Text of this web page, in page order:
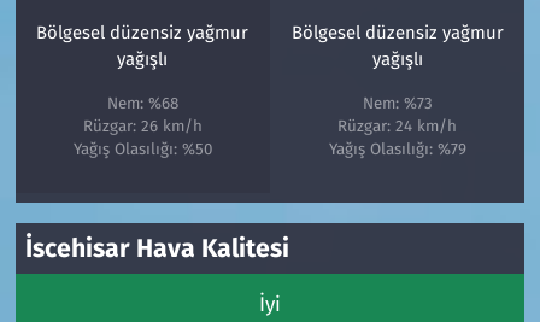
Bölgesel düzensiz yağmur
yağışlı
Nem: %68
Rüzgar: 26 km/h
Yağış Olasılığı: %50
Bölgesel düzensiz yağmur
yağışlı
Nem: %73
Rüzgar: 24 km/h
Yağış Olasılığı: %79
İscehisar Hava Kalitesi
İyi